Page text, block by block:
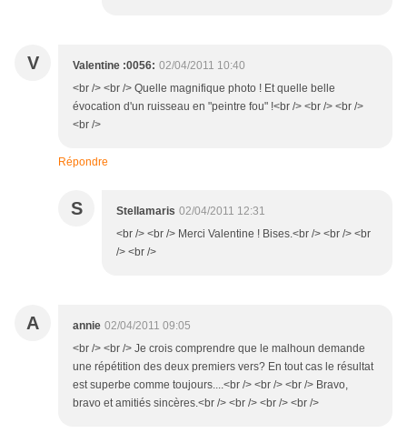
V Valentine :0056: 02/04/2011 10:40
<br /> <br /> Quelle magnifique photo ! Et quelle belle
évocation d'un ruisseau en "peintre fou" !<br /> <br /> <br />
<br />
Répondre
S Stellamaris 02/04/2011 12:31
<br /> <br /> Merci Valentine ! Bises.<br /> <br /> <br
/> <br />
A annie 02/04/2011 09:05
<br /> <br /> Je crois comprendre que le malhoun demande
une répétition des deux premiers vers? En tout cas le résultat
est superbe comme toujours....<br /> <br /> <br /> Bravo,
bravo et amitiés sincères.<br /> <br /> <br /> <br />